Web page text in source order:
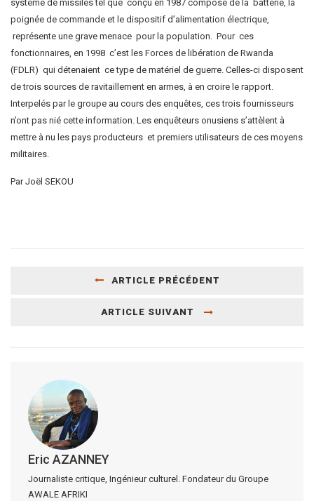
système de missiles tel que conçu en 1987 composé de la batterie, la
poignée de commande et le dispositif d’alimentation électrique,
représente une grave menace pour la population. Pour ces
fonctionnaires, en 1998 c’est les Forces de libération de Rwanda
(FDLR) qui détenaient ce type de matériel de guerre. Celles-ci disposent
de trois sources de ravitaillement en armes, à en croire le rapport.
Interpelés par le groupe au cours des enquêtes, ces trois fournisseurs
n’ont pas nié cette information. Les enquêteurs onusiens s’attèlent à
mettre à nu les pays producteurs et premiers utilisateurs de ces moyens
militaires.
Par Joël SEKOU
ARTICLE PRÉCÉDENT
ARTICLE SUIVANT
Eric AZANNEY
Journaliste critique, Ingénieur culturel. Fondateur du Groupe
AWALE AFRIKI